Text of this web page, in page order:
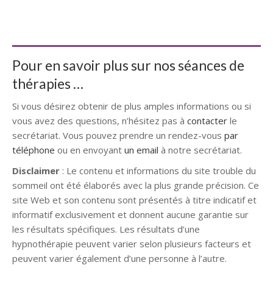
Pour en savoir plus sur nos séances de
thérapies …
Si vous désirez obtenir de plus amples informations ou si
vous avez des questions, n’hésitez pas à contacter le
secrétariat. Vous pouvez prendre un rendez-vous par
téléphone ou en envoyant un email à notre secrétariat.
Disclaimer : Le contenu et informations du site trouble du
sommeil ont été élaborés avec la plus grande précision. Ce
site Web et son contenu sont présentés à titre indicatif et
informatif exclusivement et donnent aucune garantie sur
les résultats spécifiques. Les résultats d’une
hypnothérapie peuvent varier selon plusieurs facteurs et
peuvent varier également d’une personne à l’autre.